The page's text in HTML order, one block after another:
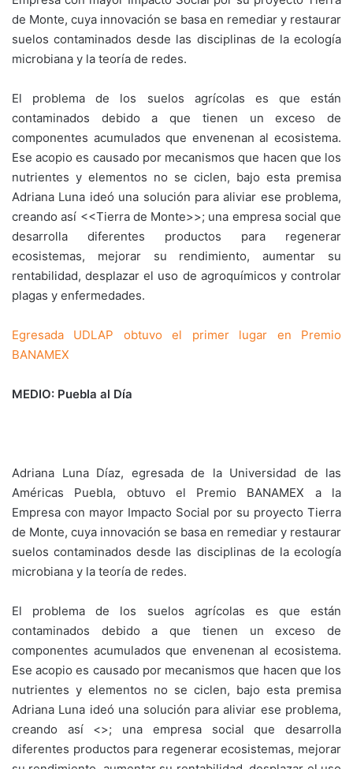
de Monte, cuya innovación se basa en remediar y restaurar
suelos contaminados desde las disciplinas de la ecología
microbiana y la teoría de redes.
El problema de los suelos agrícolas es que están
contaminados debido a que tienen un exceso de
componentes acumulados que envenenan al ecosistema.
Ese acopio es causado por mecanismos que hacen que los
nutrientes y elementos no se ciclen, bajo esta premisa
Adriana Luna ideó una solución para aliviar ese problema,
creando así <<Tierra de Monte>>; una empresa social que
desarrolla diferentes productos para regenerar
ecosistemas, mejorar su rendimiento, aumentar su
rentabilidad, desplazar el uso de agroquímicos y controlar
plagas y enfermedades.
Egresada UDLAP obtuvo el primer lugar en Premio
BANAMEX
MEDIO: Puebla al Día
Adriana Luna Díaz, egresada de la Universidad de las
Américas Puebla, obtuvo el Premio BANAMEX a la
Empresa con mayor Impacto Social por su proyecto Tierra
de Monte, cuya innovación se basa en remediar y restaurar
suelos contaminados desde las disciplinas de la ecología
microbiana y la teoría de redes.
El problema de los suelos agrícolas es que están
contaminados debido a que tienen un exceso de
componentes acumulados que envenenan al ecosistema.
Ese acopio es causado por mecanismos que hacen que los
nutrientes y elementos no se ciclen, bajo esta premisa
Adriana Luna ideó una solución para aliviar ese problema,
creando así <>; una empresa social que desarrolla
diferentes productos para regenerar ecosistemas, mejorar